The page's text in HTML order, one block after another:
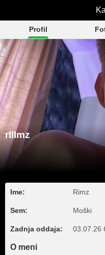
Profil
rIIImz
Ime: Rimz
Sem: Moški
Zadnja oddaja: 03.07.26
O meni